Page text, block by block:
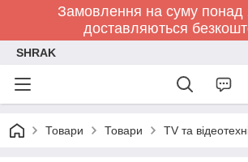
Замовлення на суму понад
доставляються
SHRAK
Товари Товари TV та